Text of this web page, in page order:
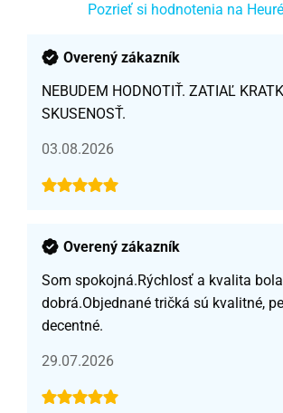
Pozrieť si hodnotenia na
Overený zákazník
NEBUDEM HODNOTIŤ. ZATIAĽ
SKUSENOSŤ.
03.08.2026
Overený zákazník
Som spokojná.Rýchlosť a kvalita bola
dobrá.Objednané tričká sú kvalitné,
decentné.
29.07.2026